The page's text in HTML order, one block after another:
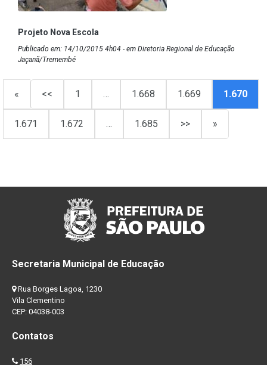
Projeto Nova Escola
Publicado em: 14/10/2015 4h04 - em Diretoria Regional de Educação
Jaçanã/Tremembé
« << 1 … 1.668 1.669 1.670
1.671 1.672 … 1.685 >> »
Secretaria Municipal de Educação
Rua Borges Lagoa, 1230
Vila Clementino
CEP: 04038-003
Contatos
156